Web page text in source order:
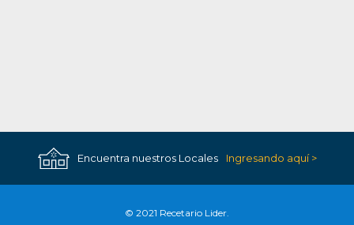
Encuentra nuestros Locales Ingresando aquí >
© 2021 Recetario Lider.